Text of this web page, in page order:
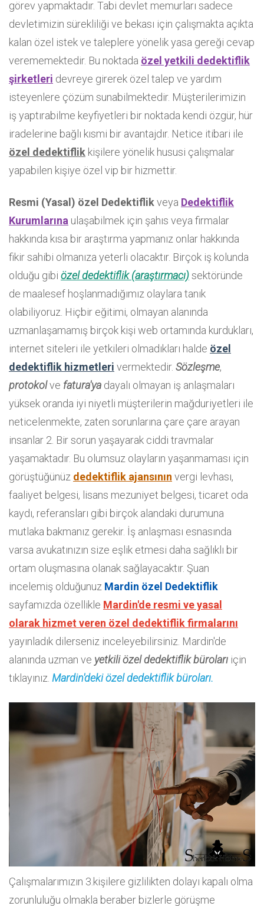
görev yapmaktadır. Tabi devlet memurları sadece
devletimizin sürekliliği ve bekası için çalışmakta açıkta
kalan özel istek ve taleplere yönelik yasa gereği cevap
verememektedir. Bu noktada özel yetkili dedektiflik
şirketleri devreye girerek özel talep ve yardım
isteyenlere çözüm sunabilmektedir. Müşterilerimizin
iş yaptırabilme keyfiyetleri bir noktada kendi özgür, hür
iradelerine bağlı kısmi bir avantajdır. Netice itibari ile
özel dedektiflik kişilere yönelik hususi çalışmalar
yapabilen kişiye özel vip bir hizmettir.
Resmi (Yasal) özel Dedektiflikveya Dedektiflik
Kurumlarına ulaşabilmek için şahıs veya firmalar
hakkında kısa bir araştırma yapmanız onlar hakkında
fikir sahibi olmanıza yeterli olacaktır. Birçok iş kolunda
olduğu gibi özel dedektiflik (araştırmacı)sektöründe
de maalesef hoşlanmadığımız olaylara tanık
olabiliyoruz. Hiçbir eğitimi, olmayan alanında
uzmanlaşamamış birçok kişi web ortamında kurdukları,
internet siteleri ile yetkileri olmadıkları halde özel
dedektiflik hizmetleri vermektedir. Sözleşme,
protokolve fatura'ya dayalı olmayan iş anlaşmaları
yüksek oranda iyi niyetli müşterilerin mağduriyetleri ile
neticelenmekte, zaten sorunlarına çare çare arayan
insanlar 2. Bir sorun yaşayarak ciddi travmalar
yaşamaktadır. Bu olumsuz olayların yaşanmaması için
görüştüğünüz dedektiflik ajansının vergi levhası,
faaliyet belgesi, lisans mezuniyet belgesi, ticaret oda
kaydı, referansları gibi birçok alandaki durumuna
mutlaka bakmanız gerekir. İş anlaşması esnasında
varsa avukatınızın size eşlik etmesi daha sağlıklı bir
ortam oluşmasına olanak sağlayacaktır. Şuan
incelemiş olduğunuz Mardin özel Dedektiflik
sayfamızda özellikle Mardin'de resmi ve yasal
olarak hizmet veren özel dedektiflik firmalarını
yayınladık dilerseniz inceleyebilirsiniz. Mardin'de
alanında uzman ve yetkili özel dedektiflik büroları için
tıklayınız. Mardin'deki özel dedektiflik büroları.
Çalışmalarımızın 3.kişilere gizlilikten dolayı kapalı olma
zorunluluğu olmakla beraber bizlerle görüşme